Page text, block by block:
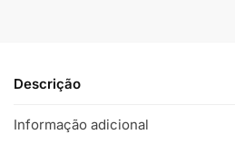
Descrição
Informação adicional